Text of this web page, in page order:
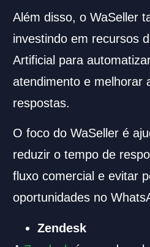
Além disso, o WaSeller
investindo em recursos
Artificial para
atendimento e melhorar
respostas.
O foco do WaSeller é
reduzir o tempo de
fluxo comercial e evitar
oportunidades no
Zendesk